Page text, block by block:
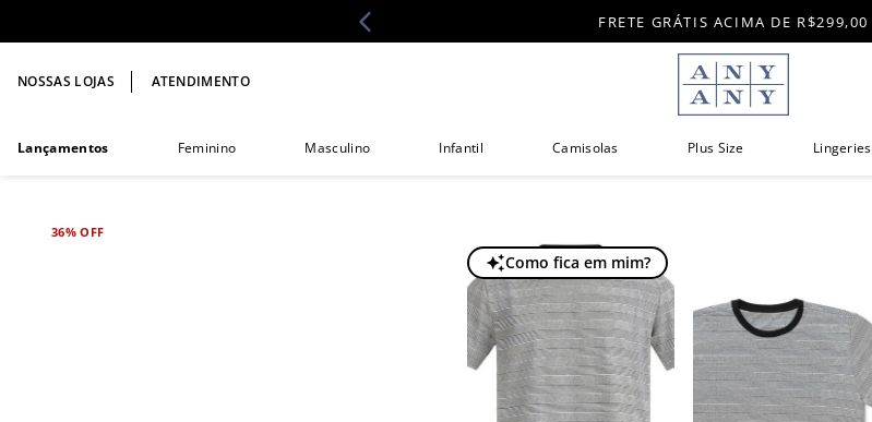
FRETE GRÁTIS ACIMA DE R$299,00
NOSSAS LOJAS ATENDIMENTO
Lançamentos Feminino Masculino Infantil Camisolas Plus Size Lingeries
Como fica em mim?
36%OFF